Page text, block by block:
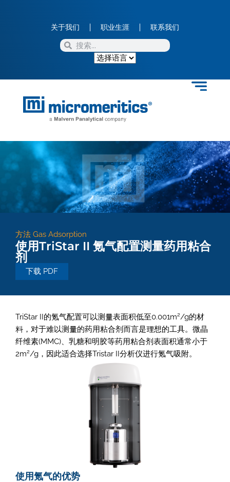
关于我们 职业生涯 联系我们
方法 Gas Adsorption
使用TriStar II 氪气配置测量药用粘合
剂
下载 PDF
TriStar II的氪气配置可以测量表面积低至0.001m2/g的材
料，对于难以测量的药用粘合剂而言是理想的工具。微晶
纤维素(MMC)、乳糖和明胶等药用粘合剂表面积通常小于
2m2/g，因此适合选择Tristar II分析仪进行氪气吸附。
使用氪气的优势